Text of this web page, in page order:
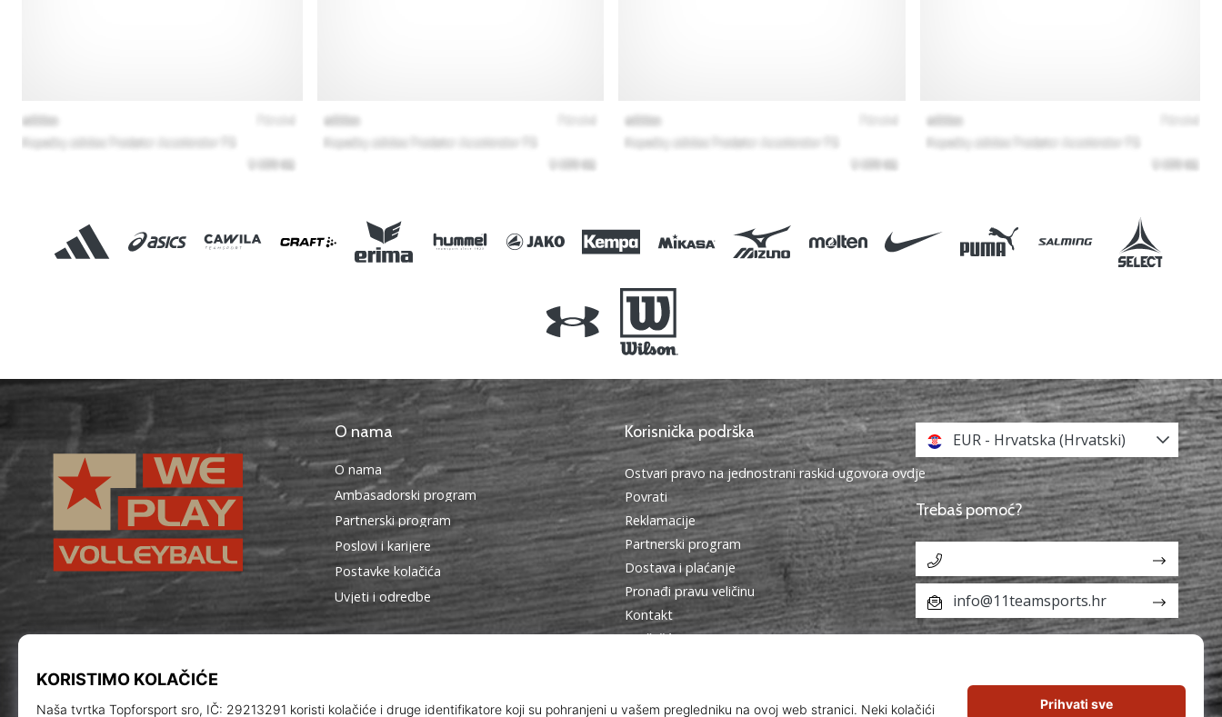
O nama
O nama
Ambasadorski program
Partnerski program
Poslovi i karijere
Postavke kolačića
Uvjeti i odredbe
Korisnička podrška
Ostvari pravo na jednostrani raskid ugovora ovdje
Povrati
Reklamacije
Partnerski program
Dostava i plaćanje
Pronađi pravu veličinu
Kontakt
Najčešća pitanja
EUR - Hrvatska (Hrvatski)
Trebaš pomoć?
info@11teamsports.hr